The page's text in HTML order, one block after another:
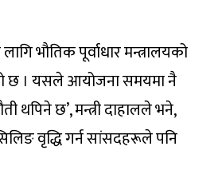
भौतिक पूर्वाधार मन्त्रालयको
छ । यसले आयोजना समयमा नै
थपिने छ’, मन्त्री दाहालले भने,
वृद्धि गर्न सांसदहरूले पनि